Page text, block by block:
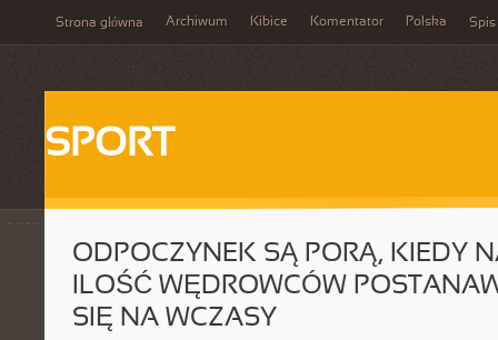
Strona główna Archiwum Kibice Komentator Polska Spis
SPORT
ODPOCZYNEK SĄ PORĄ, KIEDY
ILOŚĆ WĘDROWCÓW
SIĘ NA WCZASY